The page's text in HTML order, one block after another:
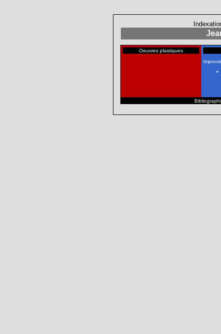
Oeuvres plastiques